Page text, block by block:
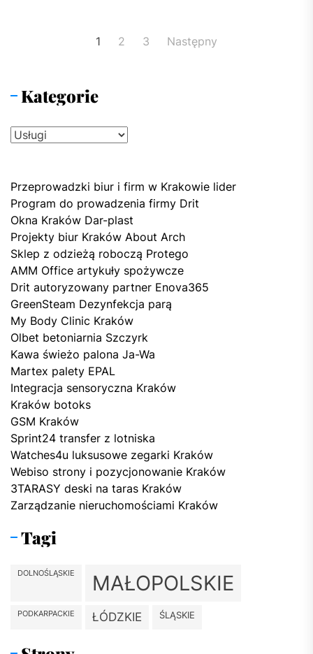
1 2 3 Następny
Kategorie
Kategorie
Przeprowadzki biur i firm w Krakowie lider
Program do prowadzenia firmy Drit
Okna Kraków Dar-plast
Projekty biur Kraków About Arch
Sklep z odzieżą roboczą Protego
AMM Office artykuły spożywcze
Drit autoryzowany partner Enova365
GreenSteam Dezynfekcja parą
My Body Clinic Kraków
Olbet betoniarnia Szczyrk
Kawa świeżo palona Ja-Wa
Martex palety EPAL
Integracja sensoryczna Kraków
Kraków botoks
GSM Kraków
Sprint24 transfer z lotniska
Watches4u luksusowe zegarki Kraków
Webiso strony i pozycjonowanie Kraków
3TARASY deski na taras Kraków
Zarządzanie nieruchomościami Kraków
Tagi
DOLNOŚLĄSKIE MAŁOPOLSKIE
PODKARPACKIE ŁÓDZKIE ŚLĄSKIE